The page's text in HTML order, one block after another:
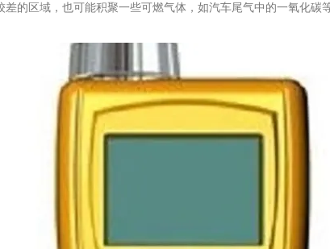
区域，也可能积聚一些可燃气体，如汽车尾气中的一氧化碳